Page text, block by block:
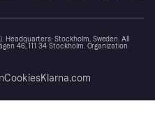
Stockholm, Sweden. All
46, 111 34 Stockholm. Organization
CookiesKlarna.com